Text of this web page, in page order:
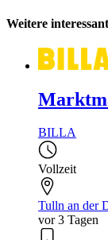
Weitere
BILLA
Vollzeit
Tulln an der
vor 3 Tagen